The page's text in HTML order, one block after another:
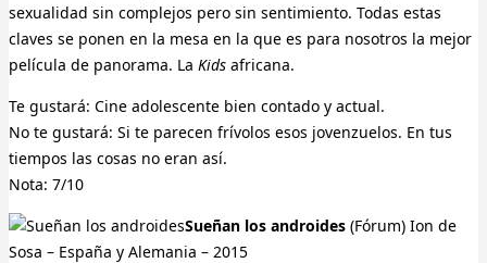
sexualidad sin complejos pero sin sentimiento. Todas estas
claves se ponen en la mesa en la que es para nosotros la mejor
película de panorama. La Kids africana.
Te gustará: Cine adolescente bien contado y actual.
No te gustará: Si te parecen frívolos esos jovenzuelos. En tus
tiempos las cosas no eran así.
Nota: 7/10
Sueñan los androides (Fórum) Ion de
Sosa – España y Alemania – 2015